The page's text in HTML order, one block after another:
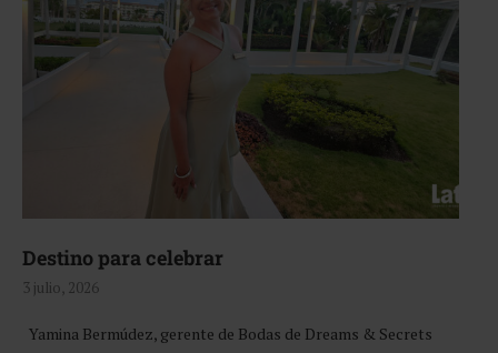
Destino para celebrar
3 julio, 2026
Yamina Bermúdez, gerente de Bodas de Dreams & Secrets